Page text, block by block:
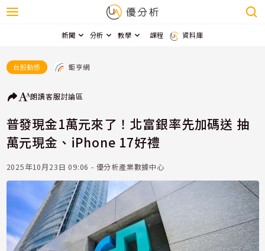
新聞 分析 教學 課程 資料庫
台股動態 鉅亨網
朗讀客服討論區
普發現金1萬元來了！北富銀率先加碼送 抽
萬元現金、iPhone 17好禮
2025年10月23日 09:06 - 優分析產業數據中心